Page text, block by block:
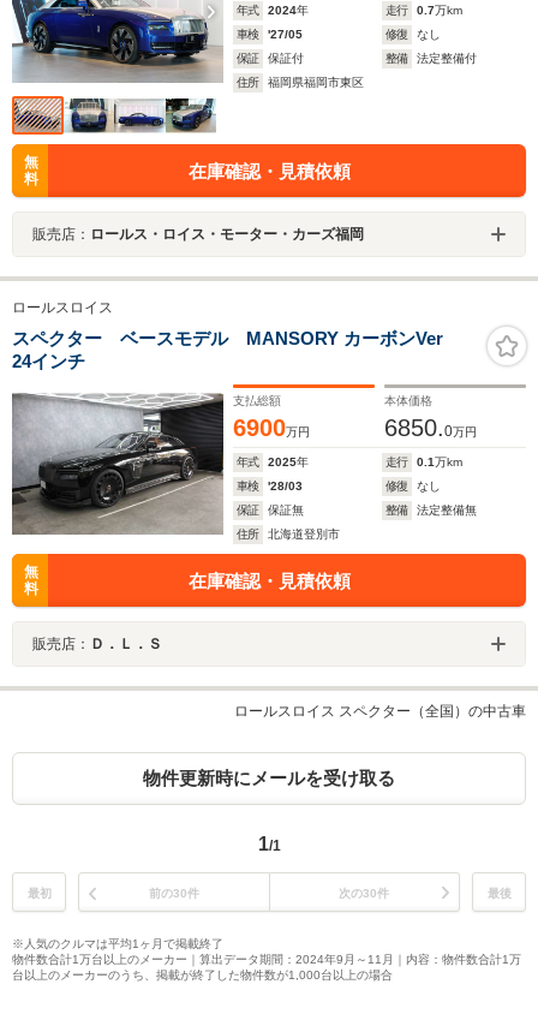
年式 2024年 走行 0.7万km
車検
'27/05 修復
なし
保証
保証付 整備
法定整備付
住所
福岡県福岡市東区
無
料
在庫確認・見積依頼
販売店： ロールス・ロイス・モーター・カーズ福岡
ロールスロイス
スペクター ベースモデル MANSORY カーボンVer
24インチ
支払総額
6900万円
本体価格
6850.0万円
年式 2025年 走行 0.1万km
車検
'28/03 修復
なし
保証
保証無 整備
法定整備無
住所
北海道登別市
無
料
在庫確認・見積依頼
販売店： Ｄ．Ｌ．Ｓ
ロールスロイス スペクター（全国）の中古車
物件更新時にメールを受け取る
1/1
最初 前の30件 次の30件 最後
※人気のクルマは平均1ヶ月で掲載終了
物件数合計1万台以上のメーカー｜算出データ期間：2024年9月～11月｜内容：物件数合計1万
台以上のメーカーのうち、掲載が終了した物件数が1,000台以上の場合